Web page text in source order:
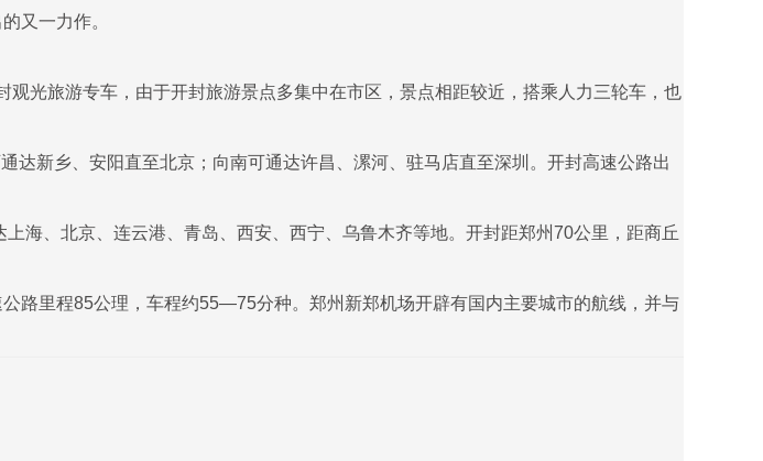
又一力作。
光旅游专车，由于开封旅游景点多集中在市区，景点相距较近，搭乘人力三轮车，也
新乡、安阳直至北京；向南可通达许昌、漯河、驻马店直至深圳。开封高速公路出
海、北京、连云港、青岛、西安、西宁、乌鲁木齐等地。开封距郑州70公里，距商丘
路里程85公理，车程约55—75分种。郑州新郑机场开辟有国内主要城市的航线，并与